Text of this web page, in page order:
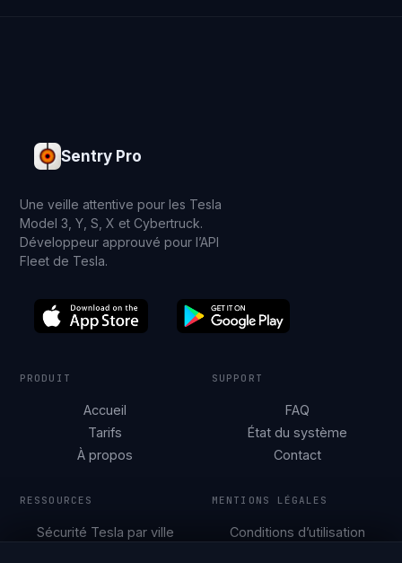
Sentry Pro
Une veille attentive pour les Tesla
Model 3, Y, S, X et Cybertruck.
Développeur approuvé pour l’API
Fleet de Tesla.
PRODUIT
Accueil
Tarifs
À propos
SUPPORT
FAQ
État du système
Contact
RESSOURCES
Sécurité Tesla par ville
MENTIONS LÉGALES
Conditions d’utilisation